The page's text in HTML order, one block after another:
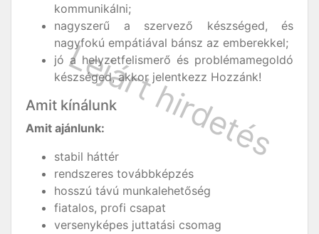
kommunikálni;
nagyszerű a szervező készséged, és
nagyfokú empátiával bánsz az emberekkel;
jó a helyzetfelismerő és problémamegoldó
készséged, akkor jelentkezz Hozzánk!
Amit kínálunk
Amit ajánlunk:
stabil háttér
rendszeres továbbképzés
hosszú távú munkalehetőség
fiatalos, profi csapat
versenyképes juttatási csomag